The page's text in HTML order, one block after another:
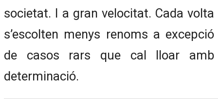
societat. I a gran velocitat. Cada volta
s’escolten menys renoms a excepció
de casos rars que cal lloar amb
determinació.